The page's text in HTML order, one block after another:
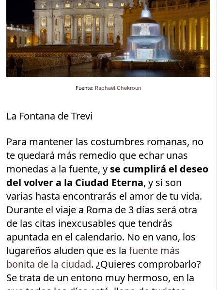
Fuente: Raphaël Chekroun
La Fontana de Trevi
Para mantener las costumbres romanas, no
te quedará más remedio que echar unas
monedas a la fuente, y se cumplirá el deseo
del volver a la Ciudad Eterna, y si son
varias hasta encontrarás el amor de tu vida.
Durante el viaje a Roma de 3 días será otra
de las citas inexcusables que tendrás
apuntada en el calendario. No en vano, los
lugareños aluden que es lafuente más
bonita de la ciudad. ¿Quieres comprobarlo?
Se trata de un entono muy hermoso, en la